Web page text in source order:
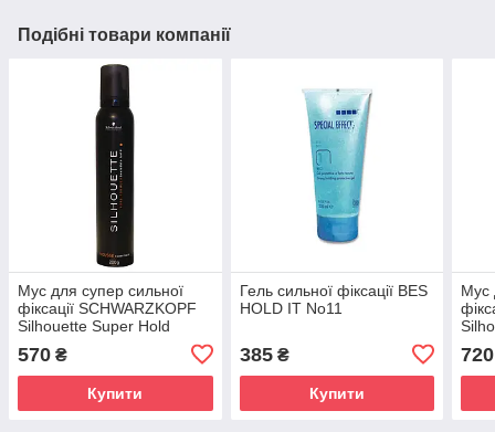
Подібні товари компанії
Мус для супер сильної
фіксації SCHWARZKOPF
Silhouette Super Hold
570 ₴
Купити
Гель сильної фіксації BES
HOLD IT No11
385₴
Купити
Мус
720